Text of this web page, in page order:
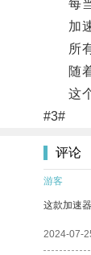
每当
加速
所有
随着
这个
#3#
评论
游客
这款加速
2024-07-